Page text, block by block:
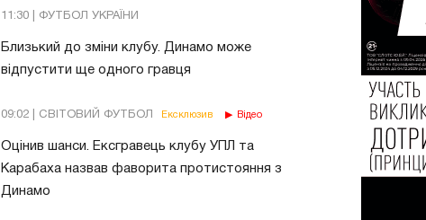
11:30 | ФУТБОЛ УКРАЇНИ
Близький до зміни клубу. Динамо може
відпустити ще одного гравця
09:02 | СВІТОВИЙ ФУТБОЛ Ексклюзив Відео
Оцінив шанси. Ексгравець клубу УПЛ та
Карабаха назвав фаворита протистояння з
Динамо